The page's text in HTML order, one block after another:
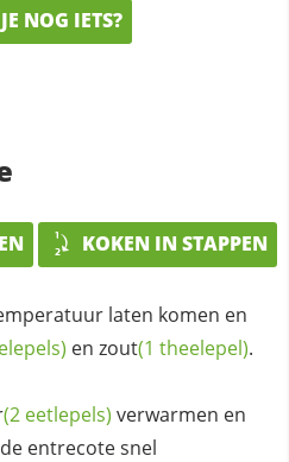
NOG IETS?
KOKEN IN STAPPEN
laten komen en
en zout(1 theelepel).
(2 eetlepels) verwarmen en
entrecote snel